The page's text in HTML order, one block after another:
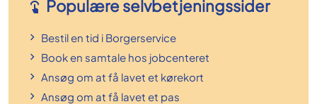
Populære selvbetjeningssider
Bestil en tid i Borgerservice
Book en samtale hos jobcenteret
Ansøg om at få lavet et kørekort
Ansøg om at få lavet et pas